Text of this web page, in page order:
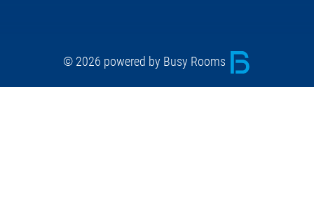
© 2026 powered by Busy Rooms